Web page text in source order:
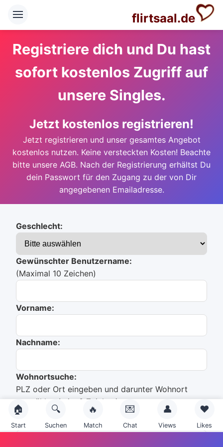
flirtsaal.de
Registriere dich und Du hast
sofort kostenlos Zugriff auf
unsere Singles.
Jetzt kostenlos registrieren!
Jetzt registrieren und unser gesamtes Angebot
kostenlos nutzen. Keine versteckten Kosten! Beachte
bitte unsere AGB. Nach der Registrierung erhältst Du
dein Passwort für den Zugang zu der von Dir
angegebenen Emailadresse.
Geschlecht:
Gewünschter Benutzername:
(Maximal 10 Zeichen)
Vorname:
Nachname:
Wohnortsuche:
PLZ oder Ort eingeben und darunter Wohnort
auswählen (min. 3 Zeichen).
🏠
Start
🔍
Suchen
🔥
Match
💌
Chat
👤
Views
❤️
Likes